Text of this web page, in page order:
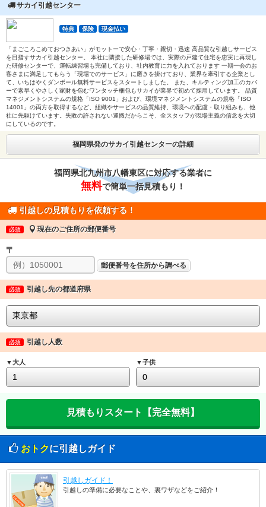
サカイ引越センター
特典 保険 現金払い
「まごころこめておつきあい」がモットーで安心・丁寧・親切・迅速 高品質な引越しサービス
を目指すサカイ引越センター。 本社に隣接した研修場では、実際の戸建て住宅を忠実に再現し
た研修センターで、運転練習場も完備しており、社内教育に力を入れております 一期一会のお
客さまに満足してもらう「現場でのサービス」に磨きを掛けており、業界を牽引する企業とし
て、いちはやくダンボール無料サービスをスタートしました。 また、キルティング加工のカバ
ーで素早くやさしく家財を包むワンタッチ梱包もサカイが業界で初めて採用しています。 品質
マネジメントシステムの規格「ISO 9001」および、環境マネジメントシステムの規格「ISO
14001」の両方を取得するなど、組織やサービスの品質維持、環境への配慮・取り組みも、他
社に先駆けています。失敗の許されない運搬だからこそ、全スタッフが現場主義の信念を大切
にしているのです。
福岡県発のサカイ引越センターの詳細
福岡県北九州市八幡東区に対応する業者に
無料で簡単一括見積もり！
引越しの見積もりを依頼する！
必須 現在のご住所の郵便番号
〒
郵便番号を住所から調べる
必須 引越し先の都道府県
必須 引越し人数
▼大人 ▼子供
おトクに引越しガイド
引越しガイド！
引越しの準備に必要なことや、裏ワザなどをご紹介！